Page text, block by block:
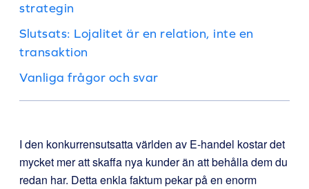
strategin
Slutsats: Lojalitet är en relation, inte en
transaktion
Vanliga frågor och svar
I den konkurrensutsatta världen av E-handel kostar det
mycket mer att skaffa nya kunder än att behålla dem du
redan har. Detta enkla faktum pekar på en enorm